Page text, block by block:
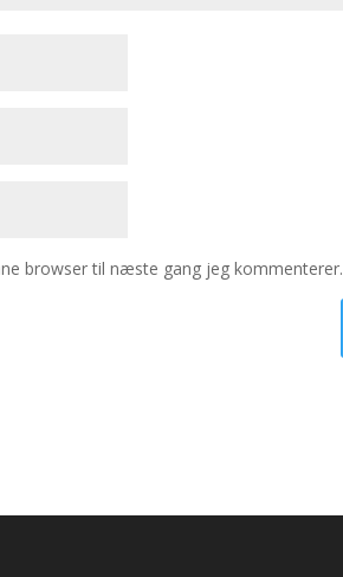
browser til næste gang jeg kommenterer.